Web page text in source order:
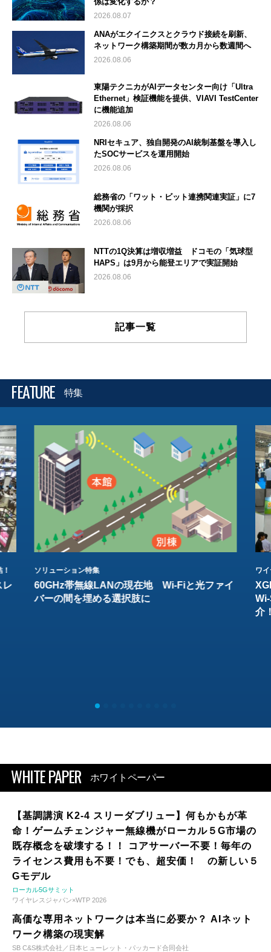
2026.08.07
ANAがエクイニクスとクラウド接続を刷新、
ネットワーク構築期間が数カ月から数週間へ
2026.08.06
東陽テクニカがAIデータセンター向け「Ultra
Ethernet」検証機能を提供、VIAVI TestCenter
に機能追加
2026.08.06
NRIセキュア、独自開発のAI統制基盤を導入し
たSOCサービスを運用開始
2026.08.06
総務省の「ワット・ビット連携関連実証」に7
機関が採択
2026.08.06
NTTの1Q決算は増収増益 ドコモの「気球型
HAPS」は9月から能登エリアで実証開始
2026.08.06
記事一覧
FEATURE 特集
レ
ソリューション特集
60GHz帯無線LANの現在地 Wi-Fiと光ファイ
バーの間を埋める選択肢に
ワ
介
WHITE PAPER ホワイトペーパー
【基調講演 K2-4 スリーダブリュー】何もかもが革
命！ゲームチェンジャー無線機がローカル５G市場の
既存概念を破壊する！！ コアサーバー不要！毎年の
ライセンス費用も不要！でも、超安価！ の新しい５
Gモデル
ローカル5Gサミット
ワイヤレスジャパン×WTP 2026
高価な専用ネットワークは本当に必要か？ AIネット
ワーク構築の現実解
SB C&S株式会社／日本ヒューレット・パッカード合同会社